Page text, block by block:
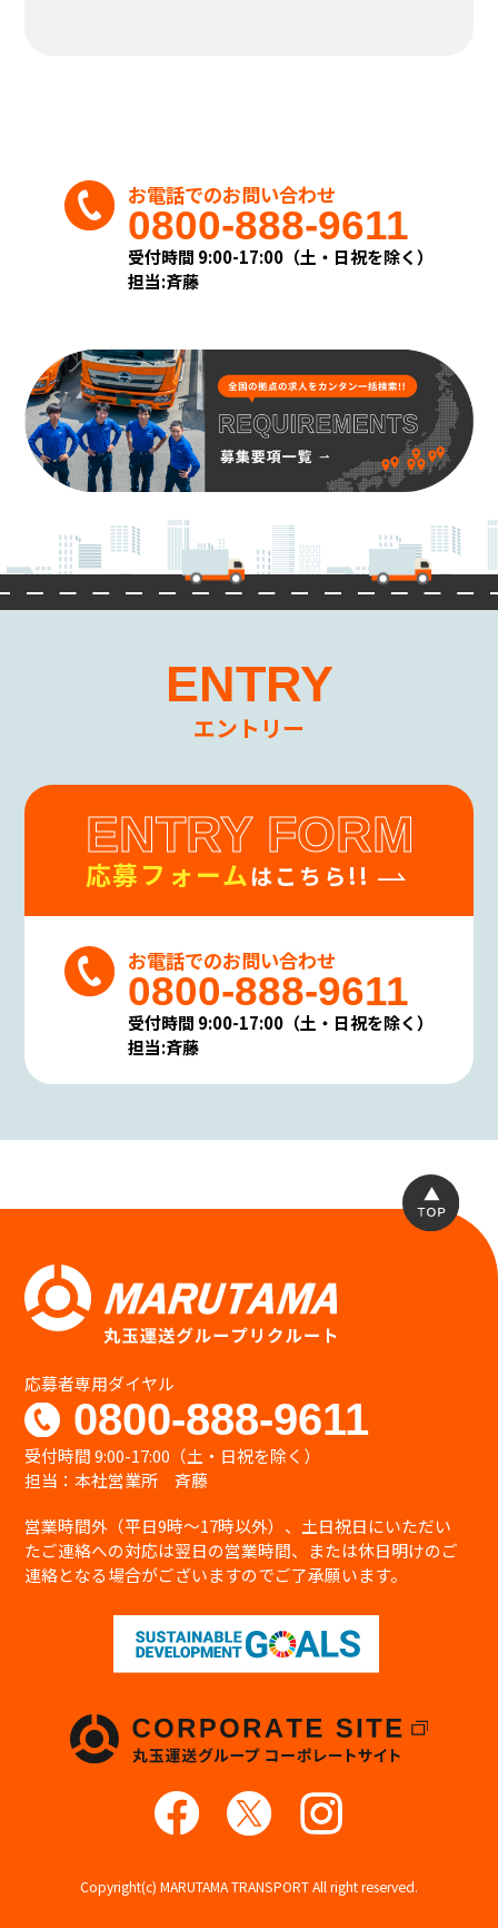
・業務上のご連絡をする場合
・当社が取り扱う商品及びサービスに関する
ご案内をする場合
・お客様からのお問い合せまたはご依頼等へ
の対応をさせて頂く場合
◎上記目的以外の利用について
上記以外の目的で、お客様の個人情報を利用す
る必要が生じた場合には、法令により許され
る場合を除き、その利用について、お客様の同
意を頂くものとします。
(3)個人情報の第三者提供
当社は、お客様の同意なしに第三者へお客様
の個人情報の提供は行いません。
但し個人情報に適用される法律その他の規範
により、当社が従うべき法令上の義務等の特別
(4)個人情報の開示・修正等の手続
お客様からご提供頂いた個人情報に関して、照
会、訂正、削除を要望される場合は、お問い
合わせ先窓口までご連絡下さい。
ることが確認できた場合に限り、合理的な期間
内に、お客様の個人情報を開示、訂正、削除
致します。
(5)個人情報の開示等に要する手数料
開示請求者(お客様ご本人と認められる方)に対
し開示等に要する手数料のご負担をお願いす
る場合がありますが、その場合はあらかじめ
その旨を明らかにしご負担頂くことと致しま
個人情報の保護に関する法令・規範の遵守
守します。
本方針は当社の個人情報の取り扱いに関して
方針に則って個人情報保護法等の法令・規範に
基づく個人情報の保護に努めます。
個人情報の安全管理措置について
当社は、個人情報への不正アクセス、個人情報
し、正確性及び安全性を確保するために管理
体制を整備し、適切な安全対策を実施致しま
す。
個人情報を取り扱う事務所内への部外者の立
ち入りを制限し、当社の個人情報保護に関わ
施するほか管理責任者を置き個人情報の適切
な管理に努めます。
継続的な改善について
当社は、個人情報保護への取り組みについて、
日本国の従うべき法令の変更、取り扱い方
法、環境の変化に対応するため、継続的に見
お問い合わせ
個人情報の取り扱いに関するお問い合わせ
は、下記窓口にて受け付けております。
【個人情報取り扱い窓口】
株式会社 丸玉運送
〒476-0002 愛知県東海市名和町天王前33番地
TEL：052-604-9611（代表）
お電話でのお問い合わせ
0800-888-9611
受付時間 9:00-17:00（土・日祝を除く）
担当:斉藤
ENTRY
エントリー
ENTRY FORM
応募フォームはこちら!!
お電話でのお問い合わせ
0800-888-9611
受付時間 9:00-17:00（土・日祝を除く）
担当:斉藤
応募者専用ダイヤル
0800-888-9611
受付時間 9:00-17:00（土・日祝を除く）
担当：本社営業所 斉藤
営業時間外（平日9時〜17時以外）、土日祝日にいただい
たご連絡への対応は翌日の営業時間、または休日明けのご
連絡となる場合がございますのでご了承願います。
Copyright(c) MARUTAMA TRANSPORT All right reserved.